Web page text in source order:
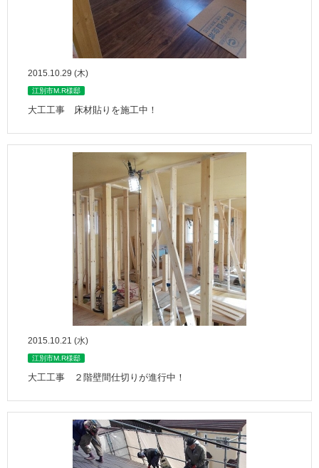
2015.10.29 (木)
江別市M.R様邸
大工工事 床材貼りを施工中！
2015.10.21 (水)
江別市M.R様邸
大工工事 ２階壁間仕切りが進行中！